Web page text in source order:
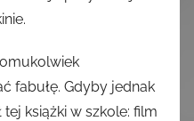
fabułę. Gdyby jednak
tej książki w szkole: film